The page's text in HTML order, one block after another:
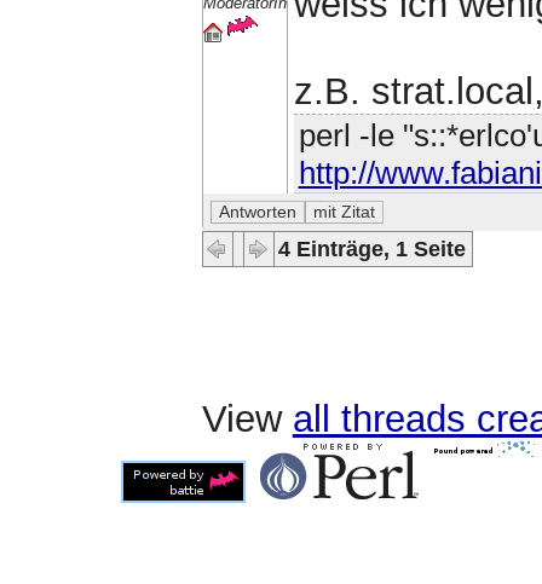
z.B.
perl -le
http://
4 Einträge, 1 Seite
View all threads